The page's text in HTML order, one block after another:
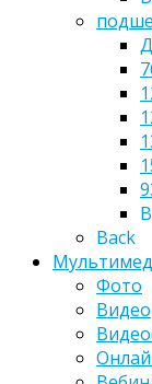
Back
Фото
Видео